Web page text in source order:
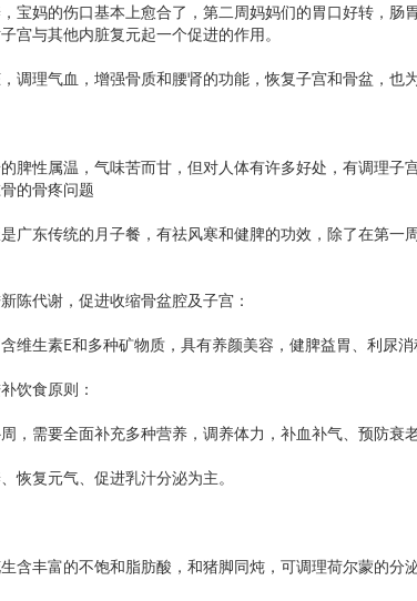
妈的伤口基本上愈合了，第二周妈妈们的胃口好转，肠
宫与其他内脏复元起一个促进的作用。
理气血，增强骨质和腰肾的功能，恢复子宫和骨盆，也为
性属温，气味苦而甘，但对人体有许多好处，有调理子
的骨疼问题
东传统的月子餐，有祛风寒和健脾的功效，除了在第一
代谢，促进收缩骨盆腔及子宫：
生素E和多种矿物质，具有养颜美容，健脾益胃、利尿消
食原则：
需要全面补充多种营养，调养体力，补血补气、预防衰老
复元气、促进乳汁分泌为主。
丰富的不饱和脂肪酸，和猪脚同炖，可调理荷尔蒙的分